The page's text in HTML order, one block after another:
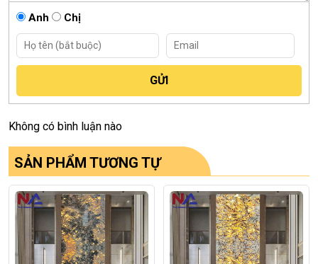
Anh Chị
Không có bình luận nào
SẢN PHẨM TƯƠNG TỰ